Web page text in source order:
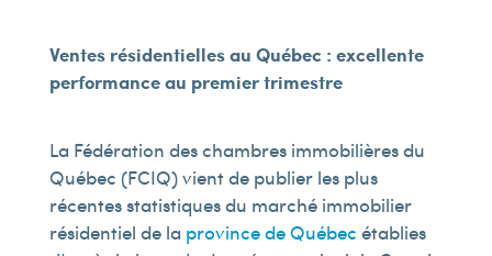
Ventes résidentielles au Québec : excellente
performance au premier trimestre
La Fédération des chambres immobilières du
Québec (FCIQ) vient de publier les plus
récentes statistiques du marché immobilier
résidentiel de la province de Québec établies